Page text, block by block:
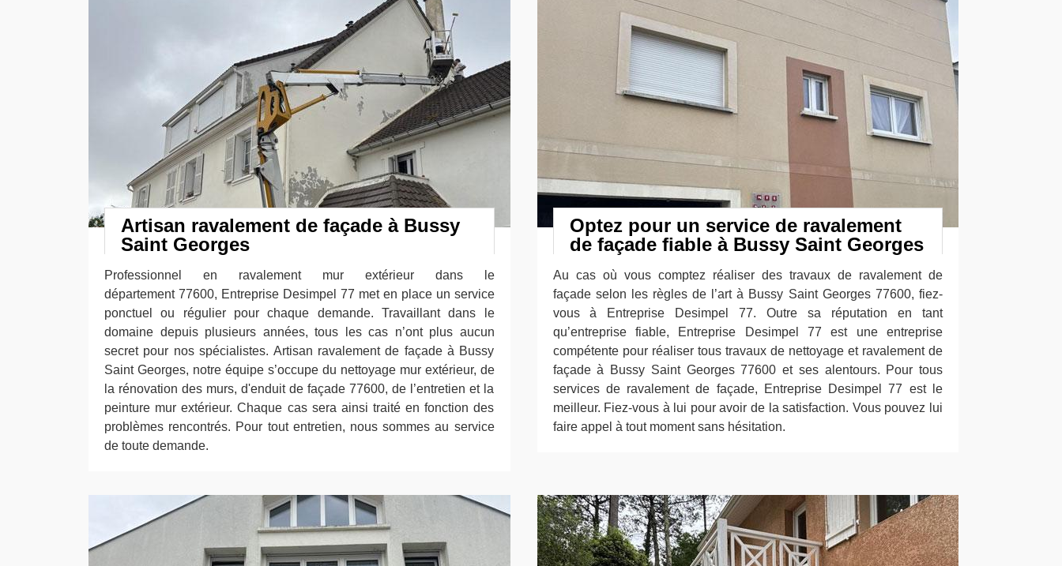
Artisan ravalement de façade à Bussy
Saint Georges
Professionnel en ravalement mur extérieur dans le
département 77600, Entreprise Desimpel 77 met en place un service
ponctuel ou régulier pour chaque demande. Travaillant dans le
domaine depuis plusieurs années, tous les cas n’ont plus aucun
secret pour nos spécialistes. Artisan ravalement de façade à Bussy
Saint Georges, notre équipe s’occupe du nettoyage mur extérieur, de
la rénovation des murs, d'enduit de façade 77600, de l’entretien et la
peinture mur extérieur. Chaque cas sera ainsi traité en fonction des
problèmes rencontrés. Pour tout entretien, nous sommes au service
de toute demande.
Optez pour un service de ravalement
de façade fiable à Bussy Saint Georges
Au cas où vous comptez réaliser des travaux de ravalement de
façade selon les règles de l’art à Bussy Saint Georges 77600, fiez-
vous à Entreprise Desimpel 77. Outre sa réputation en tant
qu’entreprise fiable, Entreprise Desimpel 77 est une entreprise
compétente pour réaliser tous travaux de nettoyage et ravalement de
façade à Bussy Saint Georges 77600 et ses alentours. Pour tous
services de ravalement de façade, Entreprise Desimpel 77 est le
meilleur. Fiez-vous à lui pour avoir de la satisfaction. Vous pouvez lui
faire appel à tout moment sans hésitation.